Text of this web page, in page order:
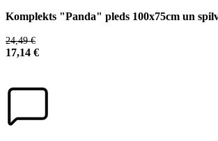
Komplekts "Panda" pleds 100x75cm un
24,49 €
17,14 €